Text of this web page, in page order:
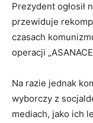
Prezydent ogłosił
przewiduje
czasach
operacji
Na razie jednak
wyborczy z
mediach, jako ich